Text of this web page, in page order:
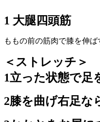
1 大腿四頭筋
ももの前の筋肉で膝を伸
＜ストレッチ＞
1立った状態で足
2膝を曲げ右足な